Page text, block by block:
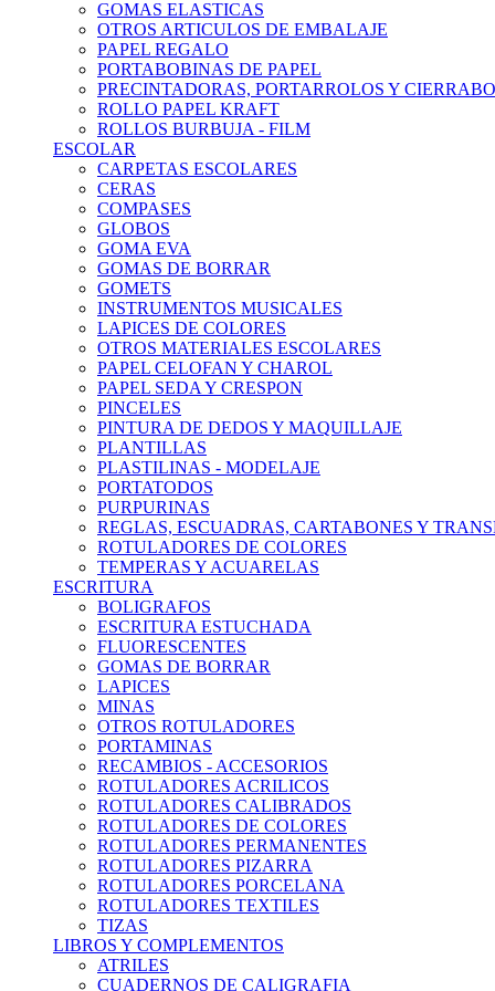
GOMAS ELASTICAS
OTROS ARTICULOS DE EMBALAJE
PAPEL REGALO
PORTABOBINAS DE PAPEL
PRECINTADORAS, PORTARROLOS Y
ROLLO PAPEL KRAFT
ROLLOS BURBUJA - FILM
ESCOLAR
CARPETAS ESCOLARES
CERAS
COMPASES
GLOBOS
GOMA EVA
GOMAS DE BORRAR
GOMETS
INSTRUMENTOS MUSICALES
LAPICES DE COLORES
OTROS MATERIALES ESCOLARES
PAPEL CELOFAN Y CHAROL
PAPEL SEDA Y CRESPON
PINCELES
PINTURA DE DEDOS Y MAQUILLAJE
PLANTILLAS
PLASTILINAS - MODELAJE
PORTATODOS
PURPURINAS
REGLAS, ESCUADRAS, CARTABONES Y
ROTULADORES DE COLORES
TEMPERAS Y ACUARELAS
ESCRITURA
BOLIGRAFOS
ESCRITURA ESTUCHADA
FLUORESCENTES
GOMAS DE BORRAR
LAPICES
MINAS
OTROS ROTULADORES
PORTAMINAS
RECAMBIOS - ACCESORIOS
ROTULADORES ACRILICOS
ROTULADORES CALIBRADOS
ROTULADORES DE COLORES
ROTULADORES PERMANENTES
ROTULADORES PIZARRA
ROTULADORES PORCELANA
ROTULADORES TEXTILES
TIZAS
LIBROS Y COMPLEMENTOS
ATRILES
CUADERNOS DE CALIGRAFIA